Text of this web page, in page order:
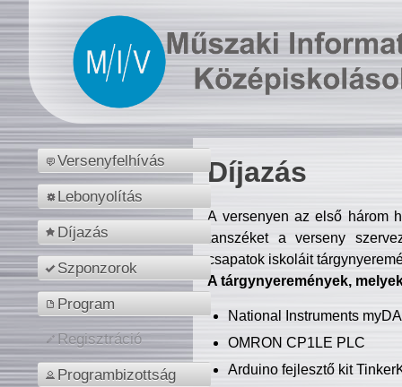
Versenyfelhívás
Lebonyolítás
Díjazás
Szponzorok
Program
Regisztráció
Programbizottság
Díjazás
A versenyen az első három
tanszéket a verseny
csapatok iskoláit
A tárgynyeremények,
National Instruments
OMRON CP1LE PLC
Arduino fejlesztő kit